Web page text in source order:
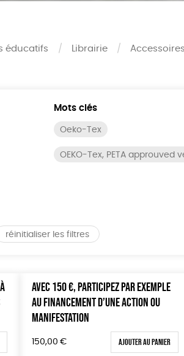
éducatifs Librairie Accessoires
Mots clés
Oeko-Tex
OEKO-Tex, PETA approuved
réinitialiser les filtres
AVEC 150 €, PARTICIPEZ PAR EXEMPLE
AU FINANCEMENT D’UNE ACTION OU
MANIFESTATION
150,00 € Ajouter au panier